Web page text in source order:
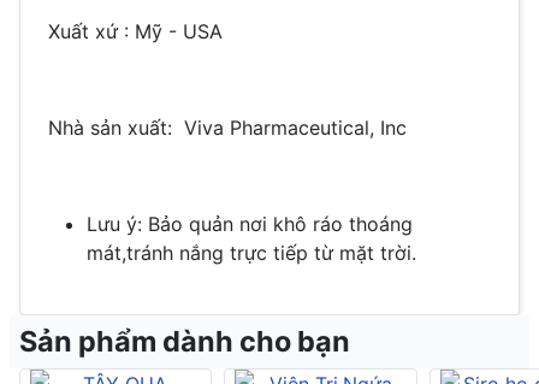
Xuất xứ : Mỹ - USA
Nhà sản xuất: Viva Pharmaceutical, Inc
Lưu ý: Bảo quản nơi khô ráo thoáng
mát,tránh nắng trực tiếp từ mặt trời.
Sản phẩm dành cho bạn